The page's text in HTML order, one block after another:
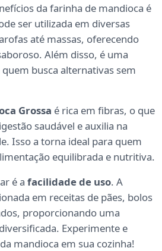
da farinha de mandioca é
ser utilizada em diversas
até massas, oferecendo
Além disso, é uma
busca alternativas sem
Grossa é rica em fibras, o que
saudável e auxilia na
Isso a torna ideal para quem
equilibrada e nutritiva.
é a facilidade de uso. A
em receitas de pães, bolos
proporcionando uma
Experimente e
mandioca em sua cozinha!